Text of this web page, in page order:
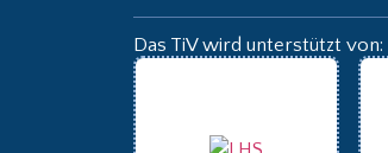
Das TiV wird unterstützt von: